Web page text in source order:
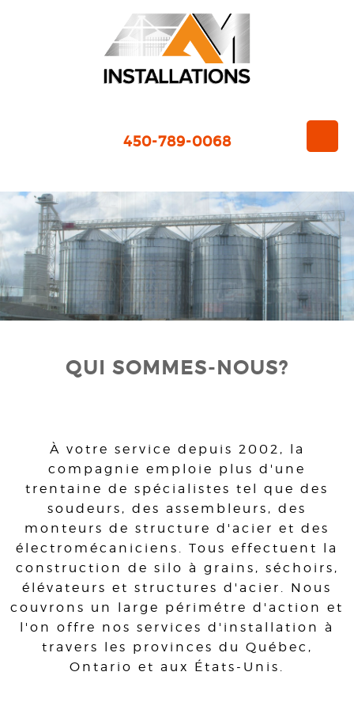
450-789-0068
QUI SOMMES-NOUS?
À votre service depuis 2002, la
compagnie emploie plus d'une
trentaine de spécialistes tel que des
soudeurs, des assembleurs, des
monteurs de structure d'acier et des
électromécaniciens. Tous effectuent la
construction de silo à grains, séchoirs,
élévateurs et structures d'acier. Nous
couvrons un large périmétre d'action et
l'on offre nos services d'installation à
travers les provinces du Québec,
Ontario et aux États-Unis.